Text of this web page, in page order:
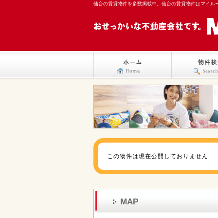
仙台の賃貸物件を多数掲載中。仙台の賃貸物件はマイル
この物件は現在公開しておりません
MAP